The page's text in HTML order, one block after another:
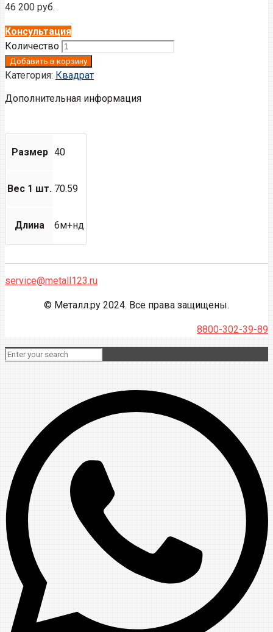
46 200 руб.
Консультация
Количество
Добавить в корзину
Категория: Квадрат
Дополнительная информация
Размер 40
Вес 1 шт. 70.59
Длина 6м+нд
service@metall123.ru
© Металл.ру 2024. Все права защищены.
8800-302-39-89